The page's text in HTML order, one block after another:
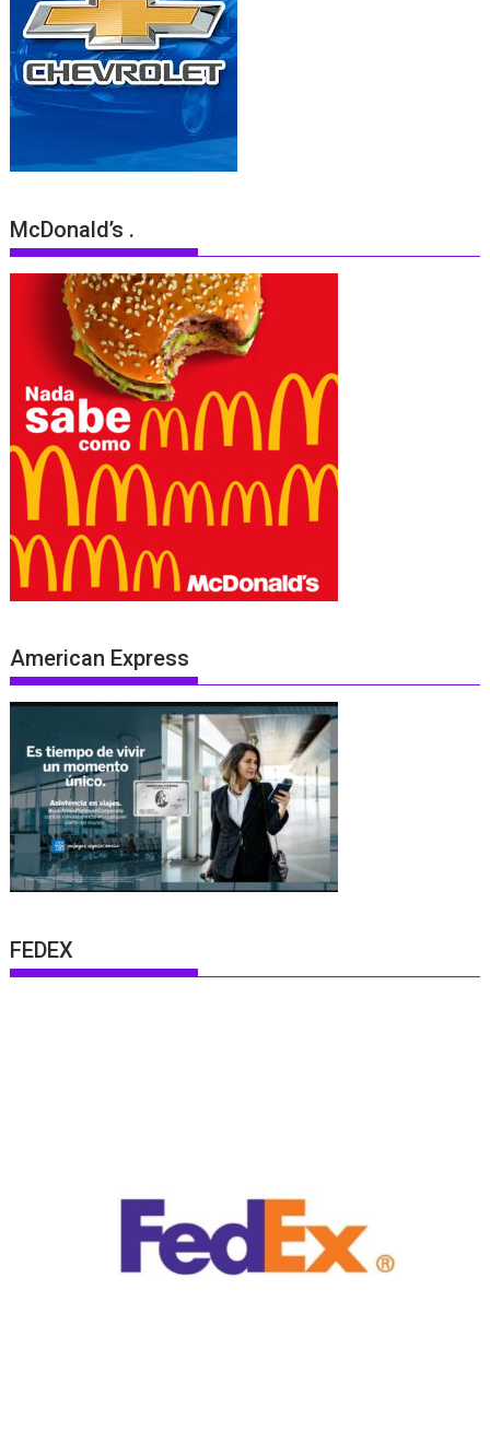
McDonald’s .
American Express
FEDEX